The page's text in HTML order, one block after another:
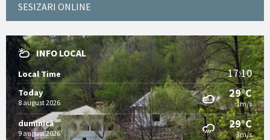
SESIZARI ONLINE
INFO LOCAL
Local Time 17:10
Today
8 august 2026
29°C
1m/s
duminică
9 august 2026
29°C
3m/s